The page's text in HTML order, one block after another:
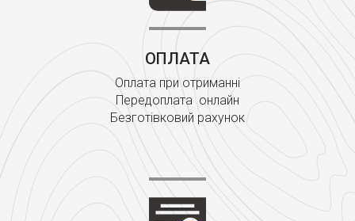
ОПЛАТА
Оплата при отриманні
Передоплата онлайн
Безготівковий рахунок